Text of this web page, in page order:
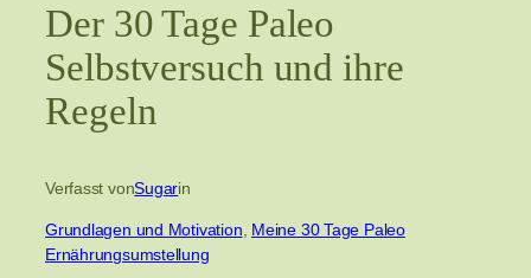
Der 30 Tage Paleo
Selbstversuch und ihre
Regeln
Verfasst vonSugarin
Grundlagen und Motivation Meine 30 Tage Paleo
Ernährungsumstellung